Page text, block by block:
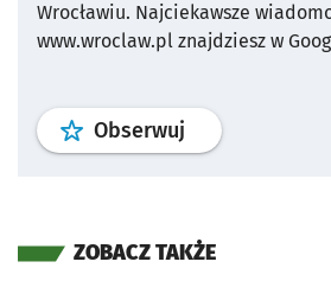
Wrocławiu. Najciekawsze
www.wroclaw.pl znajdziesz w
Obserwuj profil
ZOBACZ TAKŻE